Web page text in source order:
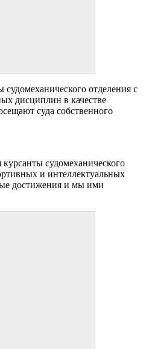
отделения с
дисциплин в качестве
суда собственного
судомеханического
и интеллектуальных
достижения и мы ими